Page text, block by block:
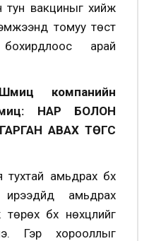
тун вакциныг хийж
томуу төст
бохирдлоос арай
компанийн
НАР БОЛОН
АВАХ ТӨГС
амьдрах бүх
амьдрах
бүх нөхцлийг
Гэр хорооллыг